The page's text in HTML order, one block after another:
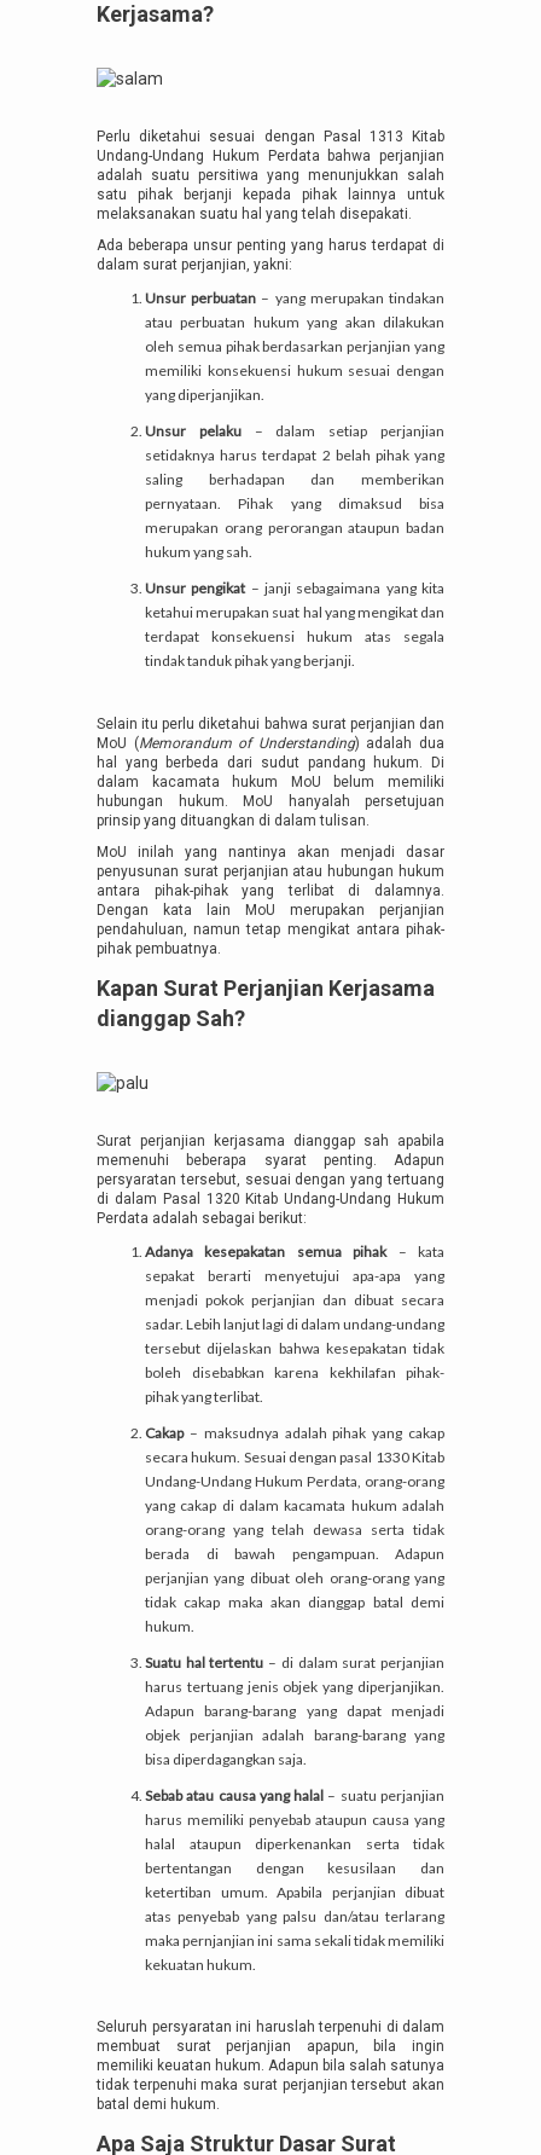
Kerjasama?
Perlu diketahui sesuai dengan Pasal 1313 Kitab
Undang-Undang Hukum Perdata bahwa perjanjian
adalah suatu persitiwa yang menunjukkan salah
satu pihak berjanji kepada pihak lainnya untuk
melaksanakan suatu hal yang telah disepakati.
Ada beberapa unsur penting yang harus terdapat di
dalam surat perjanjian, yakni:
Unsur perbuatan – yang merupakan tindakan
atau perbuatan hukum yang akan dilakukan
oleh semua pihak berdasarkan perjanjian yang
memiliki konsekuensi hukum sesuai dengan
yang diperjanjikan.
Unsur pelaku – dalam setiap perjanjian
setidaknya harus terdapat 2 belah pihak yang
saling berhadapan dan memberikan
pernyataan. Pihak yang dimaksud bisa
merupakan orang perorangan ataupun badan
hukum yang sah.
Unsur pengikat – janji sebagaimana yang kita
ketahui merupakan suat hal yang mengikat dan
terdapat konsekuensi hukum atas segala
tindak tanduk pihak yang berjanji.
Selain itu perlu diketahui bahwa surat perjanjian dan
MoU (Memorandum of Understanding) adalah dua
hal yang berbeda dari sudut pandang hukum. Di
dalam kacamata hukum MoU belum memiliki
hubungan hukum. MoU hanyalah persetujuan
prinsip yang dituangkan di dalam tulisan.
MoU inilah yang nantinya akan menjadi dasar
penyusunan surat perjanjian atau hubungan hukum
antara pihak-pihak yang terlibat di dalamnya.
Dengan kata lain MoU merupakan perjanjian
pendahuluan, namun tetap mengikat antara pihak-
pihak pembuatnya.
Kapan Surat Perjanjian Kerjasama
dianggap Sah?
Surat perjanjian kerjasama dianggap sah apabila
memenuhi beberapa syarat penting. Adapun
persyaratan tersebut, sesuai dengan yang tertuang
di dalam Pasal 1320 Kitab Undang-Undang Hukum
Perdata adalah sebagai berikut:
Adanya kesepakatan semua pihak – kata
sepakat berarti menyetujui apa-apa yang
menjadi pokok perjanjian dan dibuat secara
sadar. Lebih lanjut lagi di dalam undang-undang
tersebut dijelaskan bahwa kesepakatan tidak
boleh disebabkan karena kekhilafan pihak-
pihak yang terlibat.
Cakap – maksudnya adalah pihak yang cakap
secara hukum. Sesuai dengan pasal 1330 Kitab
Undang-Undang Hukum Perdata, orang-orang
yang cakap di dalam kacamata hukum adalah
orang-orang yang telah dewasa serta tidak
berada di bawah pengampuan. Adapun
perjanjian yang dibuat oleh orang-orang yang
tidak cakap maka akan dianggap batal demi
hukum.
Suatu hal tertentu – di dalam surat perjanjian
harus tertuang jenis objek yang diperjanjikan.
Adapun barang-barang yang dapat menjadi
objek perjanjian adalah barang-barang yang
bisa diperdagangkan saja.
Sebab atau causa yang halal – suatu perjanjian
harus memiliki penyebab ataupun causa yang
halal ataupun diperkenankan serta tidak
bertentangan dengan kesusilaan dan
ketertiban umum. Apabila perjanjian dibuat
atas penyebab yang palsu dan/atau terlarang
maka pernjanjian ini sama sekali tidak memiliki
kekuatan hukum.
Seluruh persyaratan ini haruslah terpenuhi di dalam
membuat surat perjanjian apapun, bila ingin
memiliki keuatan hukum. Adapun bila salah satunya
tidak terpenuhi maka surat perjanjian tersebut akan
batal demi hukum.
Apa Saja Struktur Dasar Surat